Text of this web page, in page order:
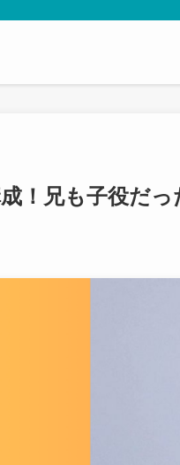
！兄も子役だっ